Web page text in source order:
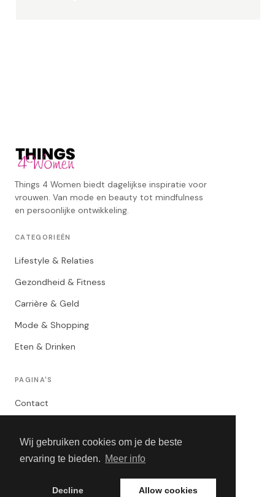
Wij gebruiken cookies om je de beste
ervaring te bieden. Meer info
Decline Allow cookies
Things 4 Women biedt dagelijkse inspiratie voor
vrouwen. Van mode en beauty tot mindfulness
en persoonlijke ontwikkeling.
CATEGORIEËN
Lifestyle & Relaties
Gezondheid & Fitness
Carrière & Geld
Mode & Shopping
Eten & Drinken
PAGINA'S
Contact
Algemene Voorwaarden
Adverteren